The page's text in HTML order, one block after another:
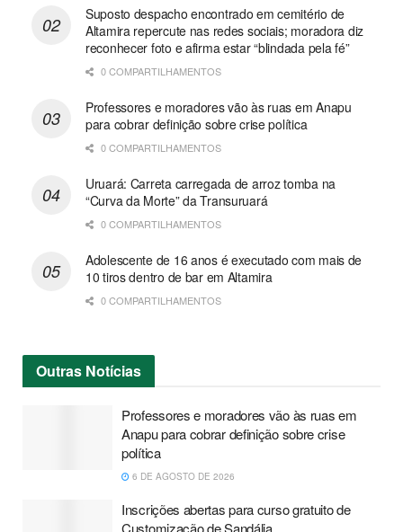
Suposto despacho encontrado em cemitério de
Altamira repercute nas redes sociais; moradora diz
reconhecer foto e afirma estar “blindada pela fé”
0 COMPARTILHAMENTOS
Professores e moradores vão às ruas em Anapu
para cobrar definição sobre crise política
0 COMPARTILHAMENTOS
Uruará: Carreta carregada de arroz tomba na
“Curva da Morte” da Transuruará
0 COMPARTILHAMENTOS
Adolescente de 16 anos é executado com mais de
10 tiros dentro de bar em Altamira
0 COMPARTILHAMENTOS
Outras Notícias
Professores e moradores vão às ruas em
Anapu para cobrar definição sobre crise
política
6 DE AGOSTO DE 2026
Inscrições abertas para curso gratuito de